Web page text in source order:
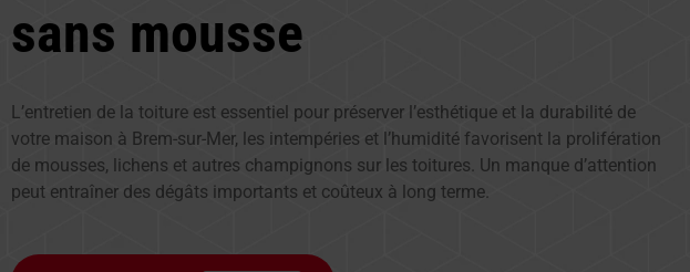
sans mousse
L’entretien de la toiture est essentiel pour préserver l’esthétique et la durabilité de
votre maison à Brem-sur-Mer, les intempéries et l’humidité favorisent la prolifération
de mousses, lichens et autres champignons sur les toitures. Un manque d’attention
peut entraîner des dégâts importants et coûteux à long terme.